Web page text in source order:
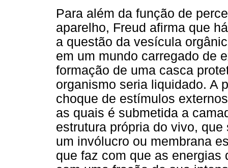
Para além da função de
aparelho, Freud afirma que
a questão da vesícula
em um mundo carregado de
formação de uma casca
organismo seria liquidado. A
choque de estímulos
as quais é submetida a
estrutura própria do vivo,
um invólucro ou membrana
que faz com que as energias